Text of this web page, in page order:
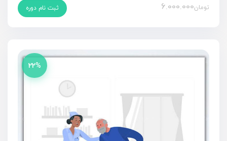
ثبت نام دوره تومان6.000.000
22%